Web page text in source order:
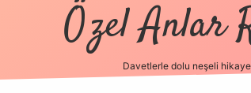
Özel Anlar
Davetlerle dolu neşeli